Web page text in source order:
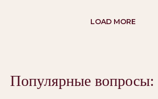
LOAD MORE
Популярные вопросы: